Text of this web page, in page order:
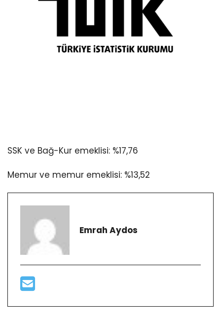
SSK ve Bağ-Kur emeklisi: %17,76
Memur ve memur emeklisi: %13,52
Emrah Aydos